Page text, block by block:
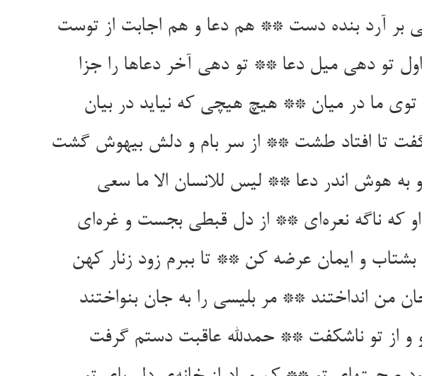
بر آرد بنده دست ** هم دعا و هم اجابت از توست
تو دهی میل دعا ** تو دهی آخر دعاها را جزا
توی ما در میان ** هیچ هیچی که نیاید در بیان
تا افتاد طشت ** از سر بام و دلش بیهوش گشت
به هوش اندر دعا ** لیس للانسان الا ما سعی
او که ناگه نعره‌ای ** از دل قبطی بجست و غره‌ای
بشتاب و ایمان عرضه کن ** تا ببرم زود زنار کهن
من انداختند ** مر بلیسی را به جان بنواختند
و از تو ناشکفت ** حمدلله عاقبت دستم گرفت